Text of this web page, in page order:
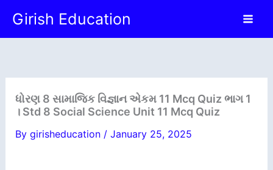
content
Girish Education
ધોરણ 8 સામાજિક વિજ્ઞાન એકમ 11 Mcq Quiz ભાગ 1
। Std 8 Social Science Unit 11 Mcq Quiz
By girisheducation / January 25, 2025